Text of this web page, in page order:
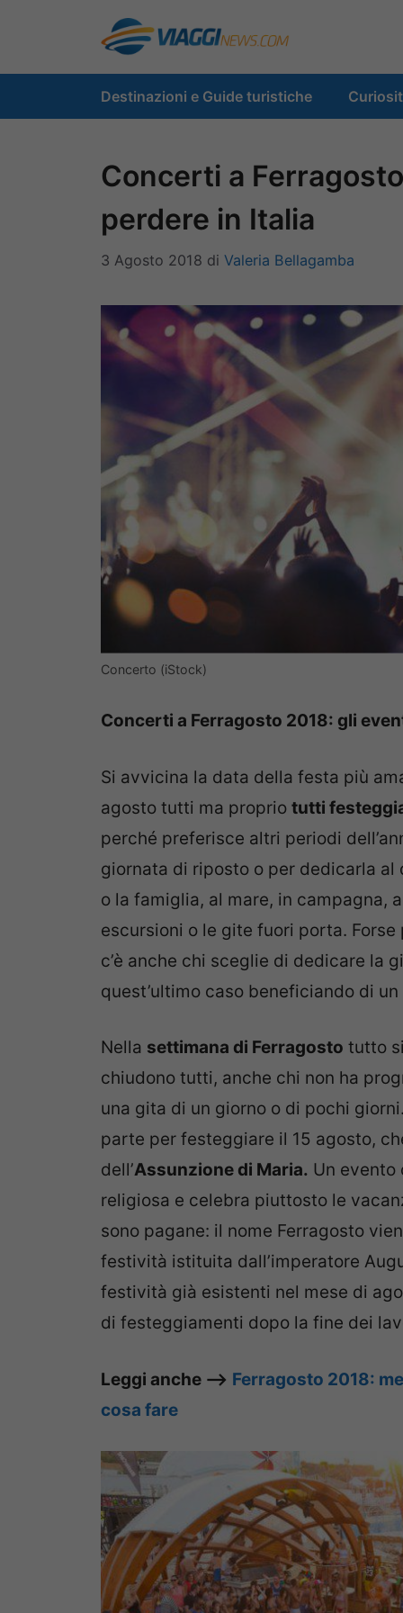
contenuto
Destinazioni e Guide turistiche
Concerti a
perdere in Italia
3 Agosto 2018 di Valeria Bellagamba
Concerto (iStock)
Concerti a Ferragosto 2018: gli
Si avvicina la data della festa più
agosto tutti ma proprio tutti
perché preferisce altri periodi
giornata di riposto o per dedicarla
o la famiglia, al mare, in campagna,
escursioni o le gite fuori porta. Forse
c’è anche chi sceglie di dedicare la
quest’ultimo caso beneficiando di
Nella settimana di Ferragosto tutto
chiudono tutti, anche chi non ha
una gita di un giorno o di pochi
parte per festeggiare il 15 agosto,
dell’Assunzione di Maria. Un evento
religiosa e celebra piuttosto le
sono pagane: il nome Ferragosto
festività istituita dall’imperatore
festività già esistenti nel mese di
di festeggiamenti dopo la fine dei
Leggi anche –> Ferragosto 2018:
cosa fare